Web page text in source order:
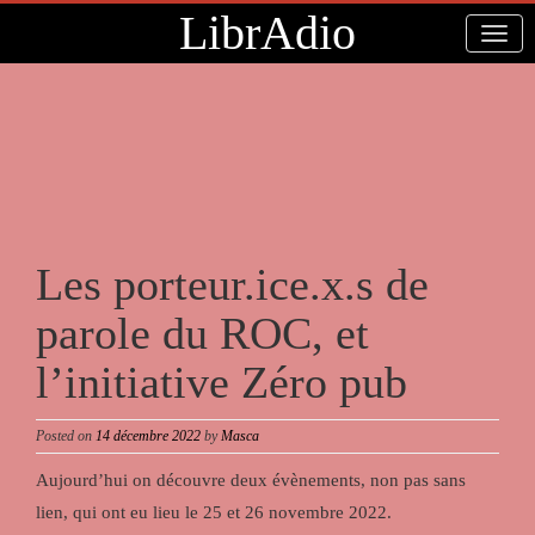
LibrAdio
Les porteur.ice.x.s de
parole du ROC, et
l’initiative Zéro pub
Posted on 14 décembre 2022 byMasca
Aujourd’hui on découvre deux évènements, non pas sans
lien, qui ont eu lieu le 25 et 26 novembre 2022.